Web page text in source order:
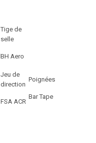
Tige de
selle
BH Aero
Jeu de
direction
FSA ACR
Poignées
Bar Tape